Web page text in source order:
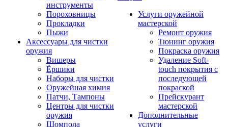
инструменты
Пороховницы
Прокладки
Пыжи
Аксессуары для чистки
оружия
Вишеры
Ёршики
Наборы для чистки
Оружейная химия
Патчи, Тампоны
Центры для чистки
оружия
Шомпола
Услуги оружейной
мастерской
Ремонт оружия
Тюнинг оружия
Покраска оружия
Удаление Soft-
touch покрытия с
последующей
покраской
Прейскурант
мастерской
Дополнительные
услуги